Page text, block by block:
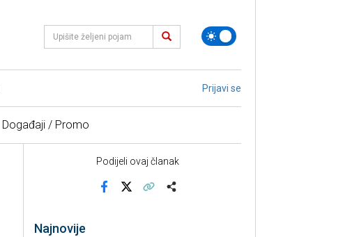
Prijavi se
Događaji / Promo
Podijeli ovaj članak
Najnovije